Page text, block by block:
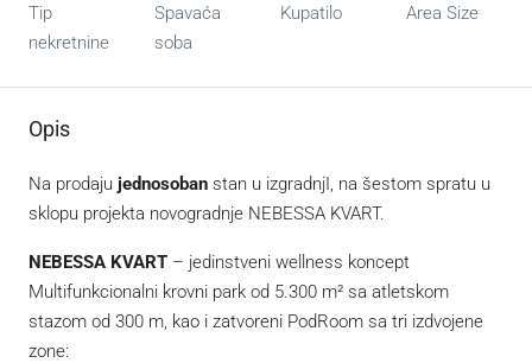
Tip
nekretnine
Spavaća
soba
Kupatilo
Area Size
Opis
Na prodaju jednosoban stan u izgradnjI, na šestom spratu u
sklopu projekta novogradnje NEBESSA KVART.
NEBESSA KVART – jedinstveni wellness koncept
Multifunkcionalni krovni park od 5.300 m² sa atletskom
stazom od 300 m, kao i zatvoreni PodRoom sa tri izdvojene
zone: